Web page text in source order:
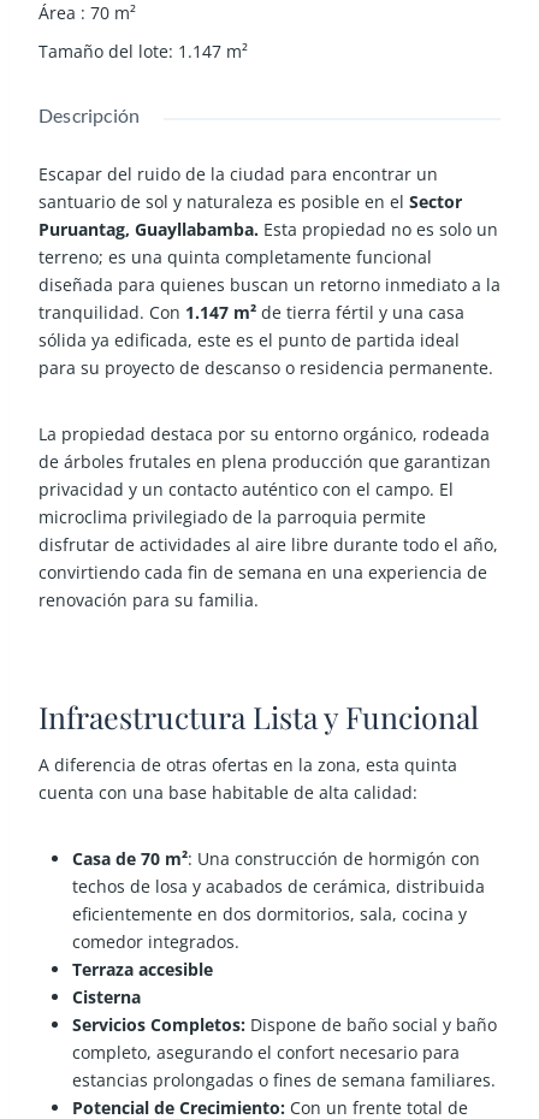
Área : 70 m²
Tamaño del lote: 1.147 m²
Descripción
Escapar del ruido de la ciudad para encontrar un
santuario de sol y naturaleza es posible en el Sector
Puruantag, Guayllabamba. Esta propiedad no es solo un
terreno; es una quinta completamente funcional
diseñada para quienes buscan un retorno inmediato a la
tranquilidad. Con 1.147 m² de tierra fértil y una casa
sólida ya edificada, este es el punto de partida ideal
para su proyecto de descanso o residencia permanente.
La propiedad destaca por su entorno orgánico, rodeada
de árboles frutales en plena producción que garantizan
privacidad y un contacto auténtico con el campo. El
microclima privilegiado de la parroquia permite
disfrutar de actividades al aire libre durante todo el año,
convirtiendo cada fin de semana en una experiencia de
renovación para su familia.
Infraestructura Lista y Funcional
A diferencia de otras ofertas en la zona, esta quinta
cuenta con una base habitable de alta calidad:
Casa de 70 m²: Una construcción de hormigón con
techos de losa y acabados de cerámica, distribuida
eficientemente en dos dormitorios, sala, cocina y
comedor integrados.
Terraza accesible
Cisterna
Servicios Completos: Dispone de baño social y baño
completo, asegurando el confort necesario para
estancias prolongadas o fines de semana familiares.
Potencial de Crecimiento: Con un frente total de